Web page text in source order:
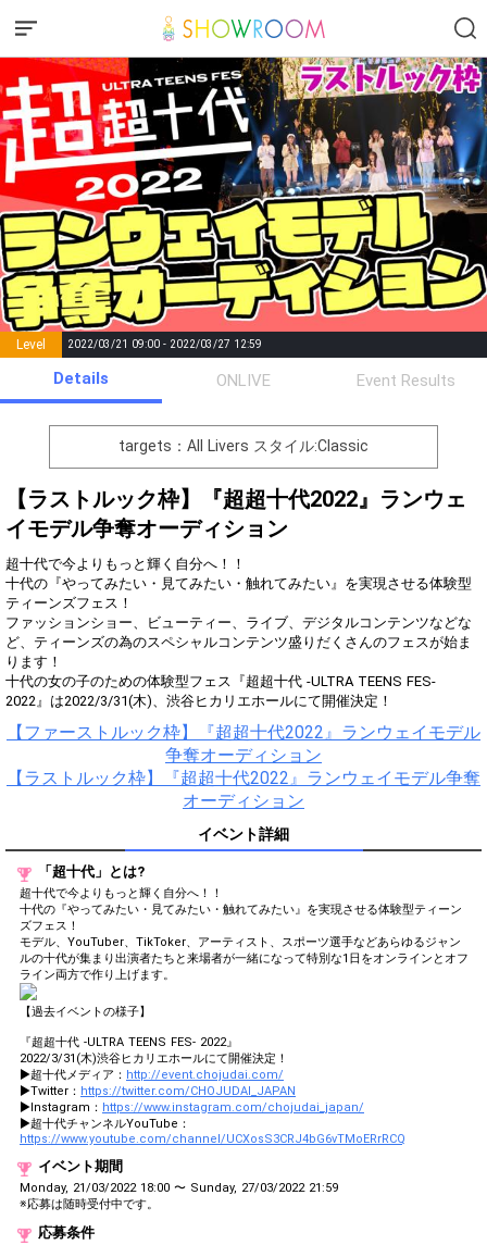
Level 2022/03/21 09:00 - 2022/03/27 12:59
Points List of Goal
number of
positions
Rema
0 Event Begins!
オリジナルアバター制作権獲
得！
Gifting
Throw gifts to the stage and join
the live performance.
First, try throwing free Stars
(once a day)! You can also charge
Show Gold to purchase gifts
(available from 1 JPY)! When you
continue to send gifts to the
performer(s), the performer's
popularity ranking and your
ranking go up.
To cheer on performers, you can
send them gifts.
To send performers paid items,
You can post comments. Please
that may offend performers or
other users.
Details ONLIVE Event Results
targets：All Livers スタイル:Classic
【ラストルック枠】『超超十代2022』ランウェ
イモデル争奪オーディション
超十代で今よりもっと輝く自分へ！！
十代の『やってみたい・見てみたい・触れてみたい』を実現させる体験型
ティーンズフェス！
ファッションショー、ビューティー、ライブ、デジタルコンテンツなどな
ど、ティーンズの為のスペシャルコンテンツ盛りだくさんのフェスが始ま
ります！
十代の女の子のための体験型フェス『超超十代 -ULTRA TEENS FES-
2022』は2022/3/31(木)、渋谷ヒカリエホールにて開催決定！
【ファーストルック枠】『超超十代2022』ランウェイモデル
争奪オーディション
【ラストルック枠】『超超十代2022』ランウェイモデル争奪
オーディション
イベント詳細
「超十代」とは?
超十代で今よりもっと輝く自分へ！！
十代の『やってみたい・見てみたい・触れてみたい』を実現させる体験型ティーン
ズフェス！
モデル、YouTuber、TikToker、アーティスト、スポーツ選手などあらゆるジャン
ルの十代が集まり出演者たちと来場者が一緒になって特別な1日をオンラインとオフ
ライン両方で作り上げます。
【過去イベントの様子】
『超超十代 -ULTRA TEENS FES- 2022』
2022/3/31(木)渋谷ヒカリエホールにて開催決定！
▶︎超十代メディア： http://event.chojudai.com/
▶︎Twitter： https://twitter.com/CHOJUDAI_JAPAN
▶︎Instagram： https://www.instagram.com/chojudai_japan/
▶︎超十代チャンネルYouTube：
https://www.youtube.com/channel/UCXosS3CRJ4bG6vTMoERrRCQ
イベント期間
Monday, 21/03/2022 18:00 〜 Sunday, 27/03/2022 21:59
※応募は随時受付中です。
応募条件